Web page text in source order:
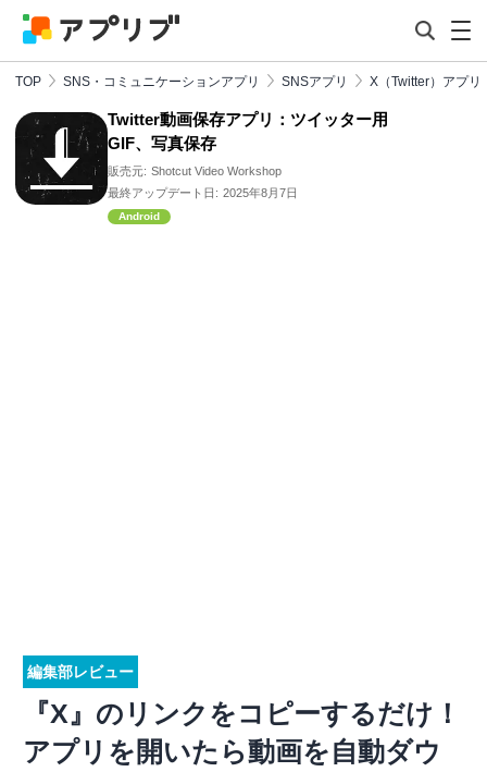
TOP SNS・コミュニケーションアプリ SNSアプリ X（Twitter）アプリ
Twitter動画保存アプリ：ツイッター用
GIF、写真保存
販売元: Shotcut Video Workshop
最終アップデート日: 2025年8月7日
Android
編集部レビュー
『X』のリンクをコピーするだけ！
アプリを開いたら動画を自動ダウ